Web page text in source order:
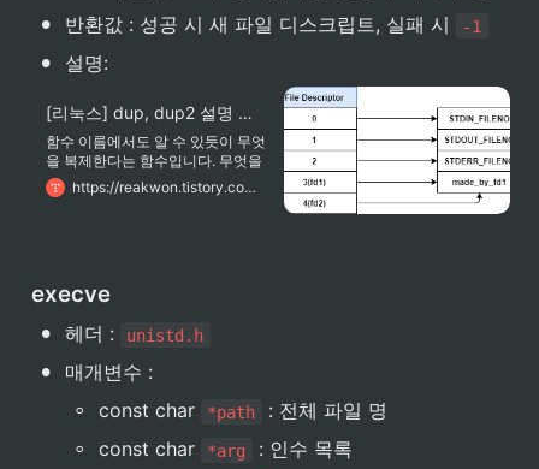
• 반환값 : 성공 시 새 파일 디스크립트, 실패 시 -1
• 설명:
[리눅스] dup, dup2 설명 및 쉬운 사용법, 사용 예제(그림 포함)
함수 이름에서도 알 수 있듯이 무엇
을 복제한다는 함수입니다. 무엇을
복제할까요? 바로 파일 서술자(file
descriptor)입니다. 함수 이름이 너
dup가 돌려주는 파일 서술자는 가
시 새 파일 서술자, 오류시 -1을 반
https://reakwon.tistory.com/104
execve
• 헤더 : unistd.h
• 매개변수 :
◦ const char *path : 전체 파일 명
◦ const char *arg : 인수 목록